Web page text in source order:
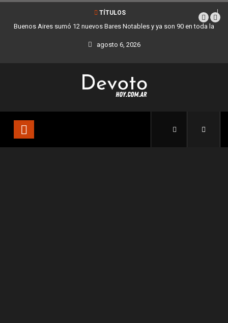
TÍTULOS
Buenos Aires sumó 12 nuevos Bares Notables y ya son 90 en toda la
Ciudad
agosto 6, 2026